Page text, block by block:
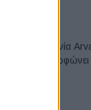
Η συμφωνία